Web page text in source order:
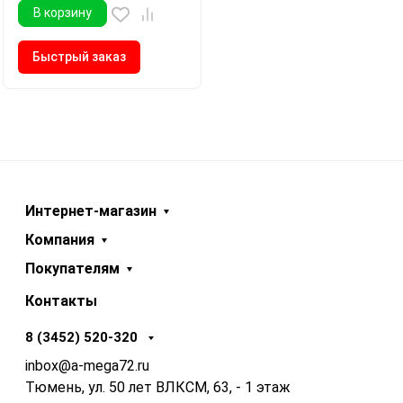
В корзину
Быстрый заказ
Интернет-магазин
Компания
Покупателям
Контакты
8 (3452) 520-320
inbox@a-mega72.ru
Тюмень, ул. 50 лет ВЛКСМ, 63, - 1 этаж